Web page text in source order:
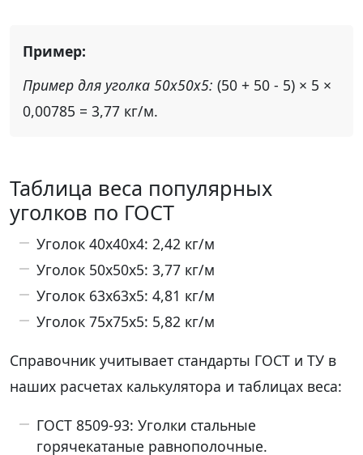
Пример для уголка 50х50х5: (50 + 50 - 5) × 5 ×
0,00785 = 3,77 кг/м.
Таблица веса популярных
уголков по ГОСТ
Уголок 40х40х4: 2,42 кг/м
Уголок 50х50х5: 3,77 кг/м
Уголок 63х63х5: 4,81 кг/м
Уголок 75х75х5: 5,82 кг/м
Справочник учитывает стандарты ГОСТ и ТУ в
наших расчетах калькулятора и таблицах веса:
ГОСТ 8509-93: Уголки стальные
горячекатаные равнополочные.